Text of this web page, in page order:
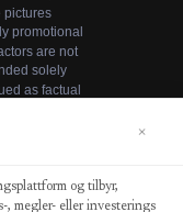
experience. By
×
og tilbyr,
, megler- eller investerings